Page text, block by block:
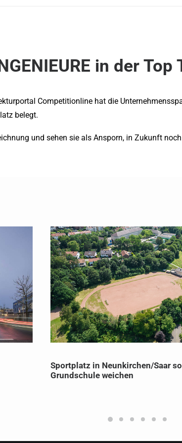
in der
Competitionline hat die
belegt.
und sehen sie als Ansporn, in Zukunft
Sportplatz in Neunkirchen/Saar
Grundschule weichen